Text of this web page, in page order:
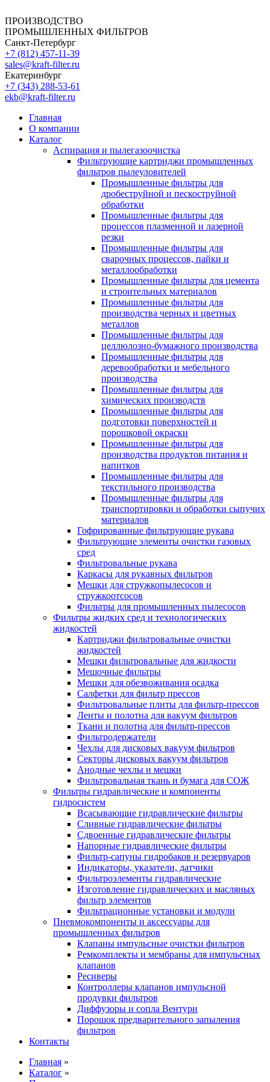
ПРОИЗВОДСТВО
ПРОМЫШЛЕННЫХ ФИЛЬТРОВ
Санкт-Петербург
+7 (812) 457-11-39
sales@kraft-filter.ru
Екатеринбург
+7 (343) 288-53-61
ekb@kraft-filter.ru
Главная
О компании
Каталог
Аспирация и пылегазоочистка
Фильтрующие картриджи промышленных
фильтров пылеуловителей
Промышленные фильтры для
дробеструйной и пескоструйной
обработки
Промышленные фильтры для
процессов плазменной и лазерной
резки
Промышленные фильтры для
сварочных процессов, пайки и
металлообработки
Промышленные фильтры для цемента
и строительных материалов
Промышленные фильтры для
производства черных и цветных
металлов
Промышленные фильтры для
целлюлозно-бумажного производства
Промышленные фильтры для
деревообработки и мебельного
производства
Промышленные фильтры для
химических производств
Промышленные фильтры для
подготовки поверхностей и
порошковой окраски
Промышленные фильтры для
производства продуктов питания и
напитков
Промышленные фильтры для
текстильного производства
Промышленные фильтры для
транспортировки и обработки сыпучих
материалов
Гофрированные фильтрующие рукава
Фильтрующие элементы очистки газовых
сред
Фильтровальные рукава
Каркасы для рукавных фильтров
Мешки для стружкопылесосов и
стружкоотсосов
Фильтры для промышленных пылесосов
Фильтры жидких сред и технологических
жидкостей
Картриджи фильтровальные очистки
жидкостей
Мешки фильтровальные для жидкости
Мешочные фильтры
Мешки для обезвоживания осадка
Салфетки для фильтр прессов
Фильтровальные плиты для фильтр-прессов
Ленты и полотна для вакуум фильтров
Ткани и полотна для фильтр-прессов
Фильтродержатели
Чехлы для дисковых вакуум фильтров
Секторы дисковых вакуум фильтров
Анодные чехлы и мешки
Фильтровальная ткань и бумага для СОЖ
Фильтры гидравлические и компоненты
гидросистем
Всасывающие гидравлические фильтры
Сливные гидравлические фильтры
Сдвоенные гидравлические фильтры
Напорные гидравлические фильтры
Фильтр-сапуны гидробаков и резервуаров
Индикаторы, указатели, датчики
Фильтроэлементы гидравлические
Изготовление гидравлических и масляных
фильтр элементов
Фильтрационные установки и модули
Пневмокомпоненты и аксессуары для
промышленных фильтров
Клапаны импульсные очистки фильтров
Ремкомплекты и мембраны для импульсных
клапанов
Ресиверы
Контроллеры клапанов импульсной
продувки фильтров
Диффузоры и сопла Вентури
Порошок предварительного запыления
фильтров
Контакты
Главная »
Каталог »